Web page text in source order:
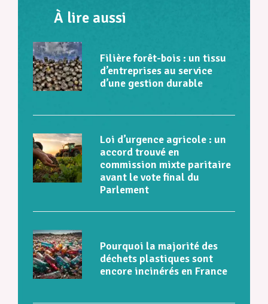
À lire aussi
Filière forêt-bois : un tissu
d’entreprises au service
d’une gestion durable
Loi d’urgence agricole : un
accord trouvé en
commission mixte paritaire
avant le vote final du
Parlement
Pourquoi la majorité des
déchets plastiques sont
encore incinérés en France